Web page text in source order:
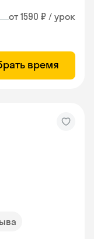
от 1590 ₽ / урок
время